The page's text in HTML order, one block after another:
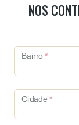
NOS
Bairro*
Cidade *